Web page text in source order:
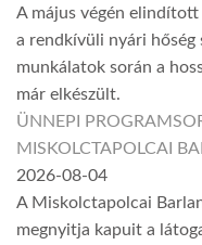
A május végén elindított
a rendkívüli nyári hőség
munkálatok során a
már elkészült.
ÜNNEPI
MISKOLCTAPOLCAI
2026-08-04
A Miskolctapolcai
megnyitja kapuit a